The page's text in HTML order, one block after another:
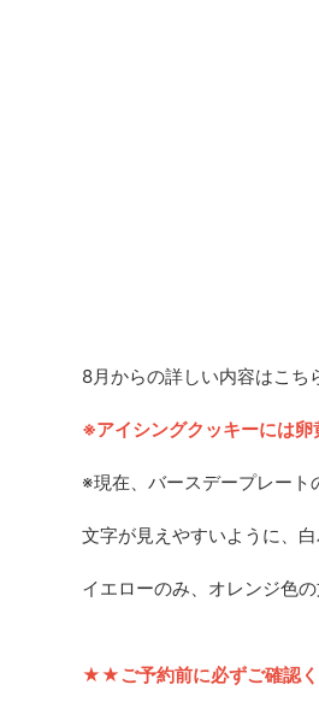
8月からの詳しい内容はこち
※アイシングクッキーには卵
※現在、バースデープレート
文字が見えやすいように、
イエローのみ、オレンジ色の
★★ご予約前に必ずご確認